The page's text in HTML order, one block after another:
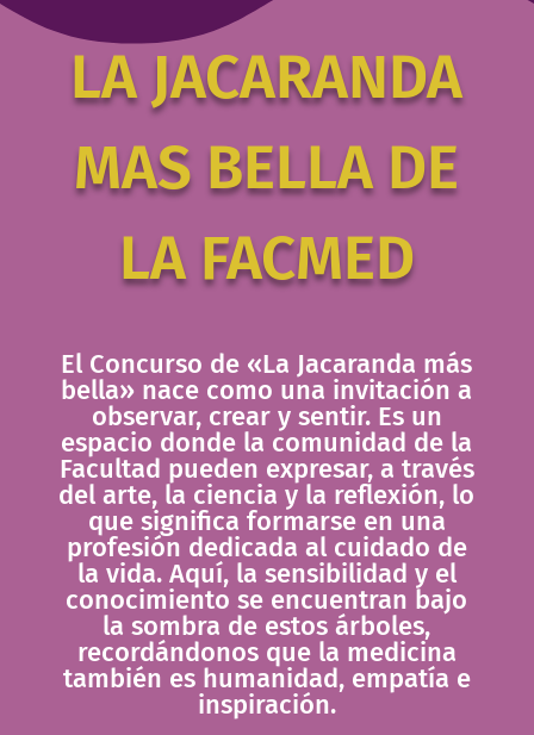
LA JACARANDA
MAS BELLA DE
LA FACMED
El Concurso de «La Jacaranda más
bella» nace como una invitación a
observar, crear y sentir. Es un
espacio donde la comunidad de la
Facultad pueden expresar, a través
del arte, la ciencia y la reflexión, lo
que significa formarse en una
profesión dedicada al cuidado de
la vida. Aquí, la sensibilidad y el
conocimiento se encuentran bajo
la sombra de estos árboles,
recordándonos que la medicina
también es humanidad, empatía e
inspiración.